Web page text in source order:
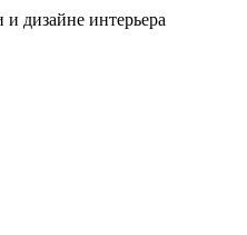
дизайне интерьера